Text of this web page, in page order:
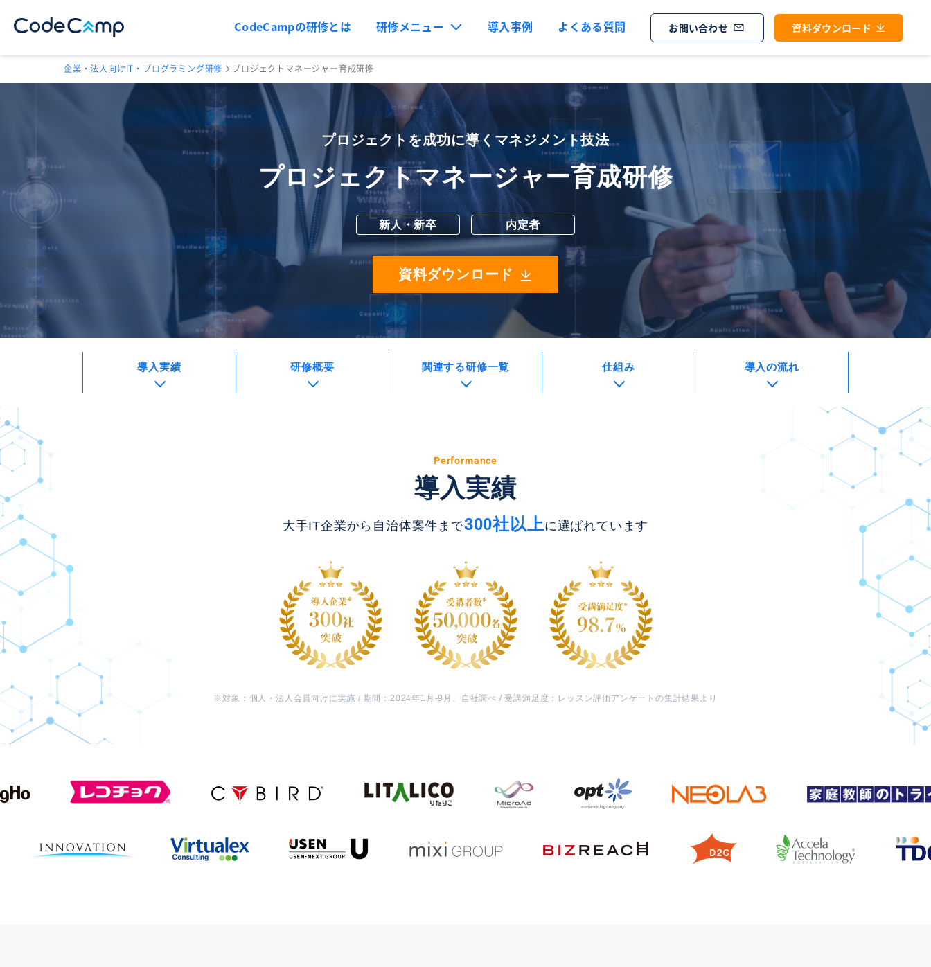
CodeCampの研修とは 研修メニュー 導入事例 よくある質問 お問い合わせ 資料ダウンロード
企業・法人向けIT・プログラミング研修 プロジェクトマネージャー育成研修
プロジェクトを成功に導くマネジメント技法
プロジェクトマネージャー育成研修
新人・新卒 内定者
資料ダウンロード
導入実績 研修概要 関連する研修一覧 仕組み 導入の流れ
Performance
導入実績
大手IT企業から自治体案件まで300社以上に選ばれています
対象：個人・法人会員向けに実施 / 期間：2024年1月-9月、自社調べ / 受講満足度：レッスン評価アンケートの集計結果より